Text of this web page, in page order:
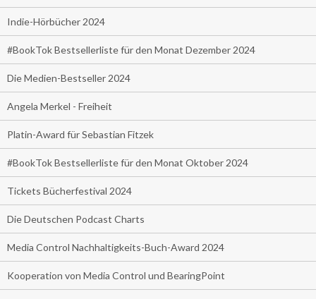
Indie-Hörbücher 2024
#BookTok Bestsellerliste für den Monat Dezember 2024
Die Medien-Bestseller 2024
Angela Merkel - Freiheit
Platin-Award für Sebastian Fitzek
#BookTok Bestsellerliste für den Monat Oktober 2024
Tickets Bücherfestival 2024
Die Deutschen Podcast Charts
Media Control Nachhaltigkeits-Buch-Award 2024
Kooperation von Media Control und BearingPoint